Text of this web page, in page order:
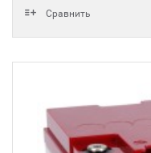
Сравнить